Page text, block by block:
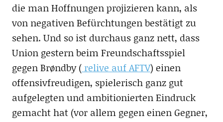
die man Hoffnungen projizieren kann, als
von negativen Befürchtungen bestätigt zu
sehen. Und so ist durchaus ganz nett, dass
Union gestern beim Freundschaftsspiel
gegen Brøndby (relive auf AFTV) einen
offensivfreudigen, spielerisch ganz gut
aufgelegten und ambitionierten Eindruck
gemacht hat (vor allem gegen einen Gegner,